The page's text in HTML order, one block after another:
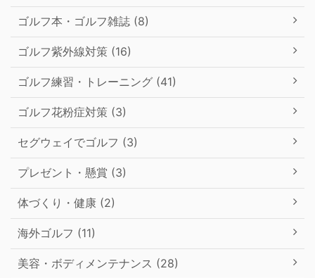
ゴルフ本・ゴルフ雑誌 (8)
ゴルフ紫外線対策 (16)
ゴルフ練習・トレーニング (41)
ゴルフ花粉症対策 (3)
セグウェイでゴルフ (3)
プレゼント・懸賞 (3)
体づくり・健康 (2)
海外ゴルフ (11)
美容・ボディメンテナンス (28)